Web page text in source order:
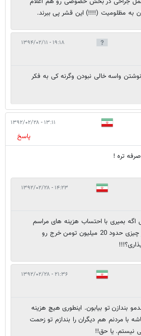
به مظلومیت (!!!!) این قشر پی ببرند.
۱۹:۱۸ - ۱۳۹۴/۰۲/۱۱
واسه خالی نبودن وگرنه کی به فکر
۱۳:۱۱ - ۱۳۹۲/۰۲/۲۸
پاسخ
صرفه تره !
۱۴:۲۳ - ۱۳۹۲/۰۲/۲۸
اگه بمیری با احتساب هزینه های مراسم
ترحیم و خریدن قبر چیزی حدود 20 میلیون تومن خرج رو
۲۱:۳۶ - ۱۳۹۲/۰۲/۲۸
بندازن تو بیابون. اینطوری هیچ هزینه
با مردنم هم دیگران را بندازم تو زحمت
نیستم. یا حق!!